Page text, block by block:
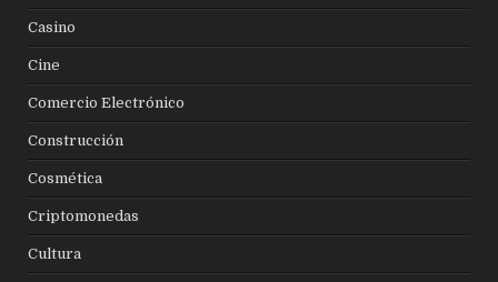
Casino
Cine
Comercio Electrónico
Construcción
Cosmética
Criptomonedas
Cultura